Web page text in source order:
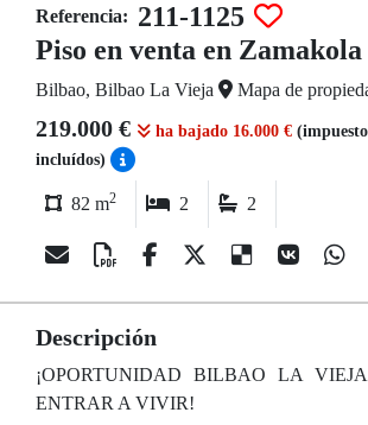
Referencia: 211-1125
Piso en venta en Zamakola
Bilbao, Bilbao La Vieja Mapa de
219.000 € ha bajado 16.000 €
incluídos)
82 m2 2 2
Descripción
¡OPORTUNIDAD BILBAO LA
ENTRAR A VIVIR!